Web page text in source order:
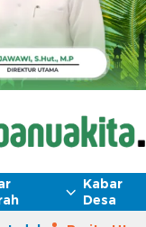
Kabar
Desa